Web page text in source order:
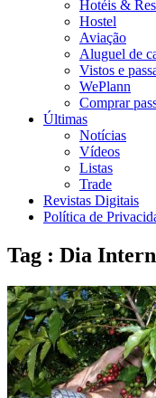
Hotéis &
Hostel
Aviação
Aluguel de
Vistos e
WePlann
Comprar
Últimas
Notícias
Vídeos
Listas
Trade
Revistas Digitais
Política de
Tag : Dia